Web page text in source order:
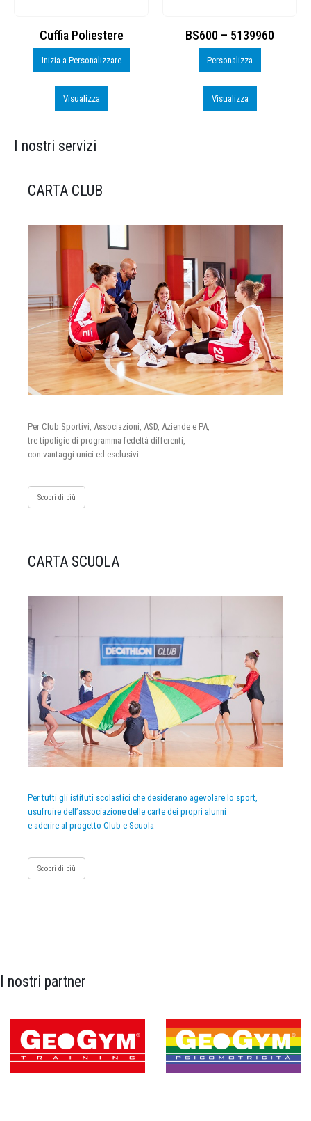
Cuffia Poliestere
Inizia a Personalizzare
Visualizza
BS600 – 5139960
Personalizza
Visualizza
I nostri servizi
CARTA CLUB
Per Club Sportivi, Associazioni, ASD, Aziende e PA,
tre tipoligie di programma fedeltà differenti,
con vantaggi unici ed esclusivi.
Scopri di più
CARTA SCUOLA
Per tutti gli istituti scolastici che desiderano agevolare lo sport,
usufruire dell’associazione delle carte dei propri alunni
e aderire al progetto Club e Scuola
Scopri di più
I nostri partner